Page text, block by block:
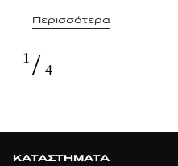
Περισσότερα
1 / 4
ΚΑΤΑΣΤΗΜΑΤΑ